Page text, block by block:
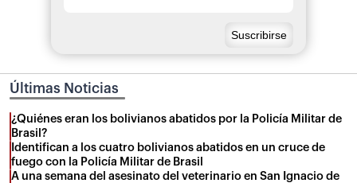
Últimas Noticias
¿Quiénes eran los bolivianos abatidos por la Policía Militar de
Brasil?
Identifican a los cuatro bolivianos abatidos en un cruce de
fuego con la Policía Militar de Brasil
A una semana del asesinato del veterinario en San Ignacio de